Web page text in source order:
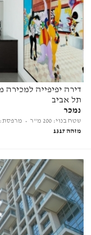
תל אביב
נמכר
שטח בנוי: 200 מ"ר
• מרפסת: 30
מזהה 1317